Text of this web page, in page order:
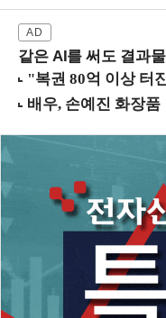
같은 AI를 써도 결과물